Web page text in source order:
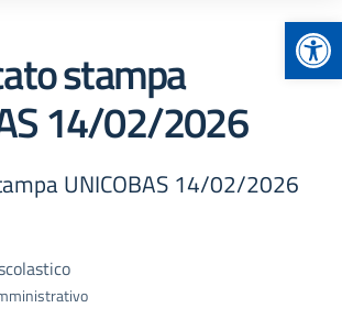
stampa
14/02/2026
UNICOBAS 14/02/2026